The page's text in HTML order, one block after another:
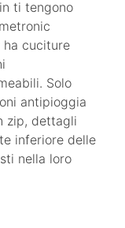
ti tengono
ha cuciture
Solo
antipioggia
zip, dettagli
inferiore delle
nella loro